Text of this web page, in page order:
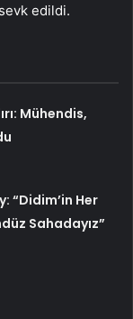
edildi.
Mühendis,
“Didim’in Her
Sahadayız”